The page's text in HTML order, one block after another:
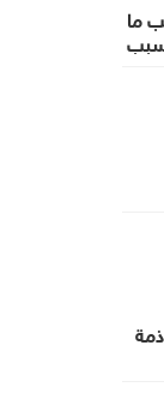
ما
سبب